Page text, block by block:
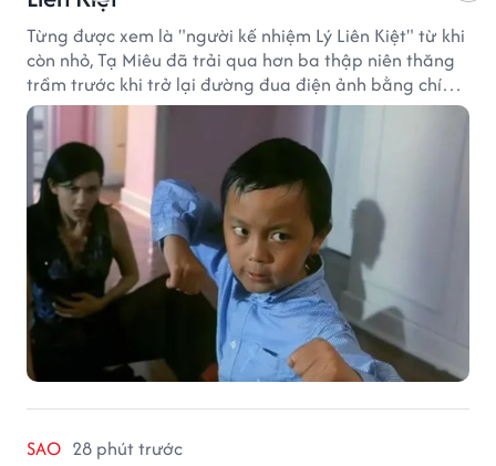
Từng được xem là "người kế nhiệm Lý Liên Kiệt" từ khi
còn nhỏ, Tạ Miêu đã trải qua hơn ba thập niên thăng
trầm trước khi trở lại đường đua điện ảnh bằng chính
sở trường võ thuật.
SAO 28 phút trước